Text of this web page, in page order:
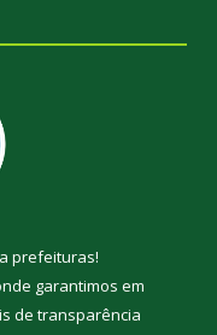
prefeituras!
garantimos em
de transparência